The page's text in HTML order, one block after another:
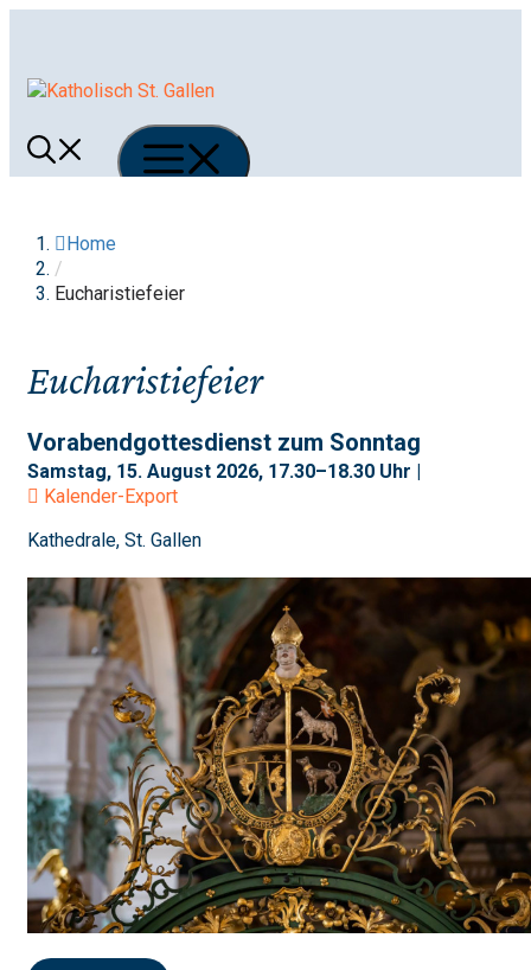
Menü
Home
/
Eucharistiefeier
Eucharistiefeier
Vorabendgottesdienst zum Sonntag
Samstag, 15. August 2026, 17.30–18.30 Uhr |
Kalender-Export
Kathedrale, St. Gallen